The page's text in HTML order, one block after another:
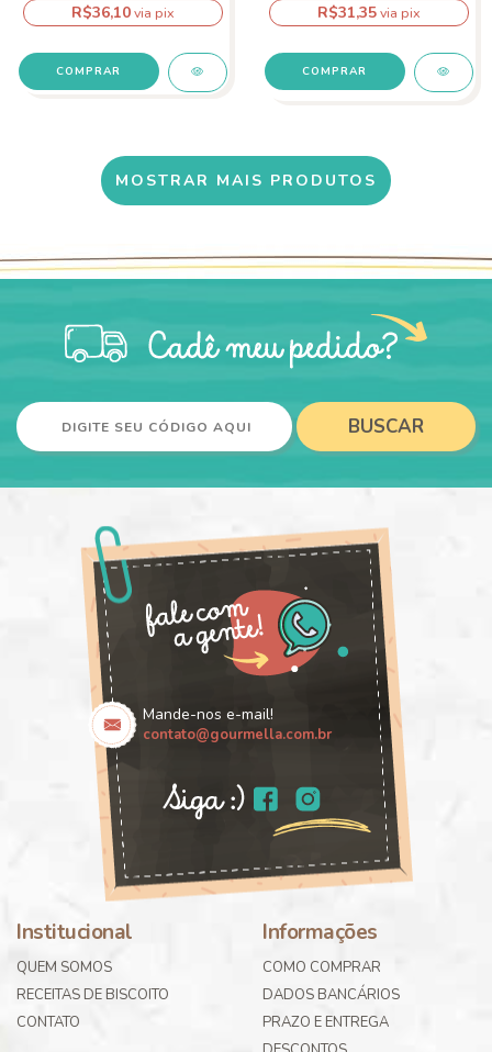
R$36,10via pix
COMPRAR
R$31,35via pix
MOSTRAR MAIS PRODUTOS
BUSCAR
Mande-nos e-mail!
contato@gourmella.com.br
Institucional
QUEM SOMOS
RECEITAS DE BISCOITO
CONTATO
Informações
COMO COMPRAR
DADOS BANCÁRIOS
PRAZO E ENTREGA